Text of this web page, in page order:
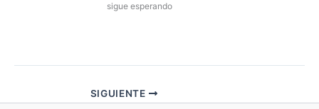
sigue esperando
SIGUIENTE